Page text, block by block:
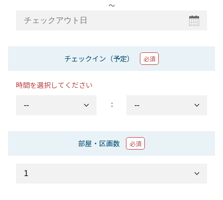
〜
チェックイン（予定） 必須
時間を選択してください
：
部屋・区画数 必須